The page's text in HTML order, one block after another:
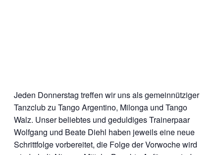
Jeden Donnerstag treffen wir uns als gemeinnütziger
Tanzclub zu Tango Argentino, Milonga und Tango
Walz. Unser beliebtes und geduldiges Trainerpaar
Wolfgang und Beate Diehl haben jeweils eine neue
Schrittfolge vorbereitet, die Folge der Vorwoche wird